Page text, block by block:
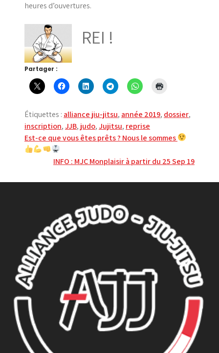
heures d’ouvertures.
REI !
Partager :
Étiquettes : alliance jiu-jitsu, année 2019, dossier,
inscription,JJB, judo,Jujitsu, reprise
Navigation
de
l’article
Est-ce que vous êtes prêts ? Nous le sommes
INFO : MJC Monplaisir à partir du 25 Sep 19